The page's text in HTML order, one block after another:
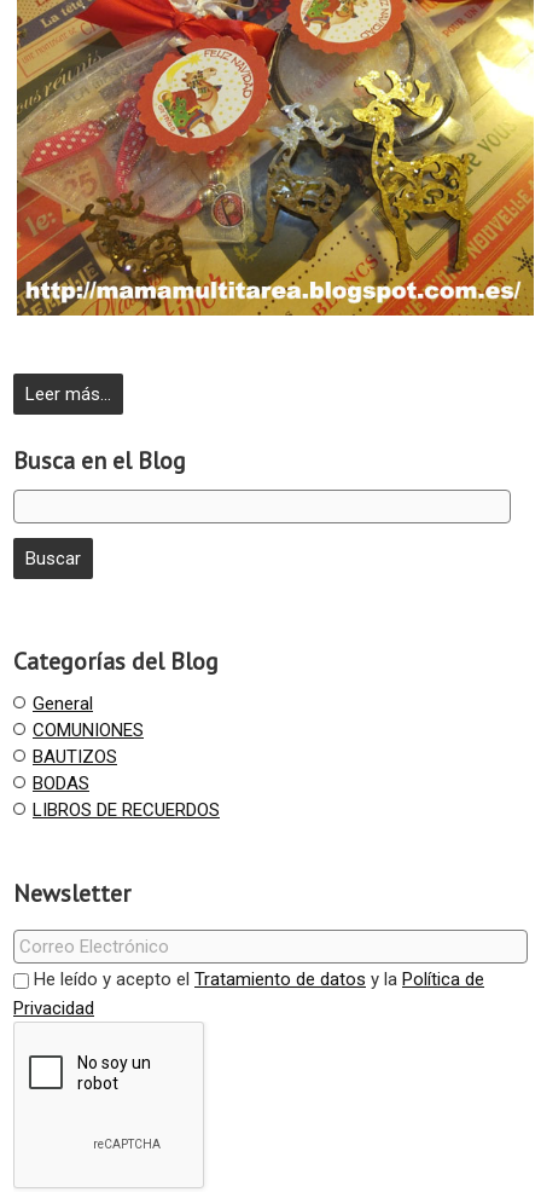
Busca en el Blog
Categorías del Blog
General
COMUNIONES
BAUTIZOS
BODAS
LIBROS DE RECUERDOS
Newsletter
He leído y acepto el Tratamiento de datos y la Política de
Privacidad
Leer más...